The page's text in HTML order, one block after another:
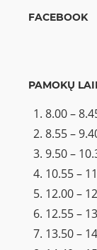
FACEBOOK
PAMOKŲ
8.00 –
8.55 –
9.50 –
10.55 –
12.00 –
12.55 –
13.50 –